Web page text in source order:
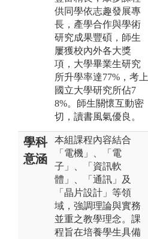
供同學依志趣發展專
長，產學合作與學術
研究成果豐碩，師生
屢獲校內外各大獎
項，大學畢業生研究
所升學率達77%，考上
國立大學研究所佔7
8%。師生關懷互動密
切，讀書風氣優良。
學科
意涵
本組課程內容結合
「電機」、「電
子」、「資訊軟
體」、「通訊」及
「晶片設計」等領
域，強調理論與實務
並重之教學理念。課
程旨在培養學生具備